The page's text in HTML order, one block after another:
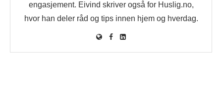
engasjement. Eivind skriver også for Huslig.no,
hvor han deler råd og tips innen hjem og hverdag.